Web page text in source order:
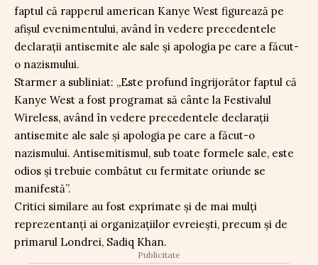
faptul că rapperul american Kanye West figurează pe
afișul evenimentului, având în vedere precedentele
declarații antisemite ale sale și apologia pe care a făcut-
o nazismului.
Starmer a subliniat: „Este profund îngrijorător faptul că
Kanye West a fost programat să cânte la Festivalul
Wireless, având în vedere precedentele declarații
antisemite ale sale și apologia pe care a făcut-o
nazismului. Antisemitismul, sub toate formele sale, este
odios și trebuie combătut cu fermitate oriunde se
manifestă”.
Critici similare au fost exprimate și de mai mulți
reprezentanți ai organizațiilor evreiești, precum și de
primarul Londrei, Sadiq Khan.
Publicitate